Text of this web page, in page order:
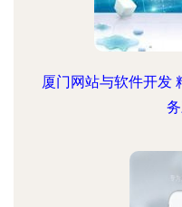
厦门网站与软件开发